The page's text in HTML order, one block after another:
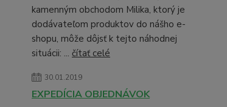
kamenným obchodom Milika, ktorý je
dodávateľom produktov do nášho e-
shopu, môže dôjsť k tejto náhodnej
situácii: ... čítať celé
30.01.2019
EXPEDÍCIA OBJEDNÁVOK